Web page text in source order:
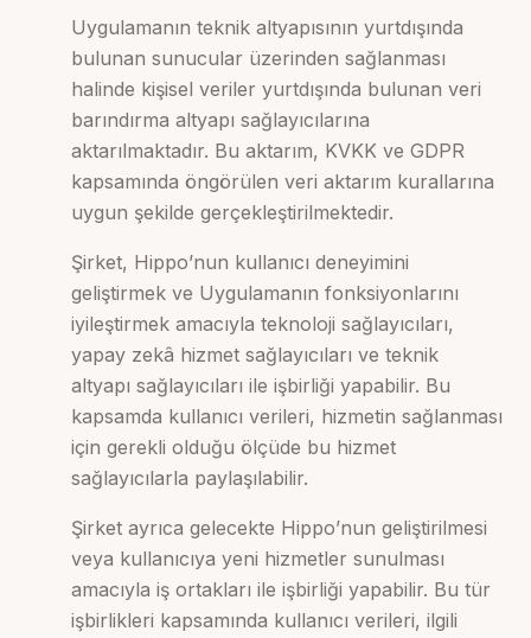
Uygulamanın teknik altyapısının yurtdışında
bulunan sunucular üzerinden sağlanması
halinde kişisel veriler yurtdışında bulunan veri
barındırma altyapı sağlayıcılarına
aktarılmaktadır. Bu aktarım, KVKK ve GDPR
kapsamında öngörülen veri aktarım kurallarına
uygun şekilde gerçekleştirilmektedir.
Şirket, Hippo’nun kullanıcı deneyimini
geliştirmek ve Uygulamanın fonksiyonlarını
iyileştirmek amacıyla teknoloji sağlayıcıları,
yapay zekâ hizmet sağlayıcıları ve teknik
altyapı sağlayıcıları ile işbirliği yapabilir. Bu
kapsamda kullanıcı verileri, hizmetin sağlanması
için gerekli olduğu ölçüde bu hizmet
sağlayıcılarla paylaşılabilir.
Şirket ayrıca gelecekte Hippo’nun geliştirilmesi
veya kullanıcıya yeni hizmetler sunulması
amacıyla iş ortakları ile işbirliği yapabilir. Bu tür
işbirlikleri kapsamında kullanıcı verileri, ilgili